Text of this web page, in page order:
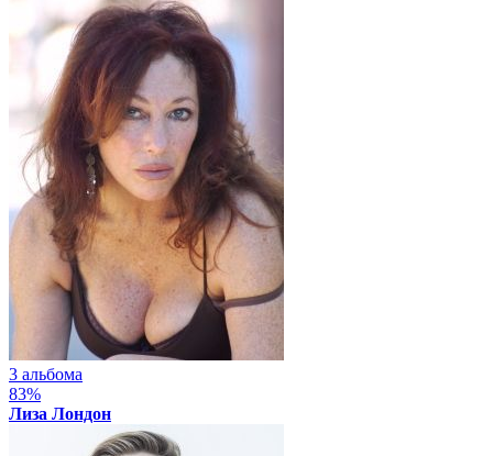
3 альбома
83%
Лиза Лондон